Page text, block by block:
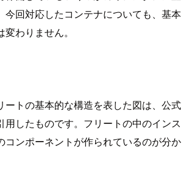
今回対応したコンテナについても、基本
わりません。
ートの基本的な構造を表した図は、公式
用したものです。フリートの中のインス
コンポーネントが作られているのが分か